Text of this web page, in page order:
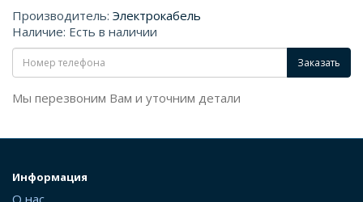
Производитель: Электрокабель
Наличие: Есть в наличии
Заказать
Мы перезвоним Вам и уточним детали
Информация
О нас